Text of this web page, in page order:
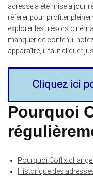
adresse a été mise à jour
référer pour profiter
explorer les trésors
manquer de contenu,
apparaître, il faut cliquer
Cliquez ici
Pourquoi
Pourquoi Coflix change
Historique des